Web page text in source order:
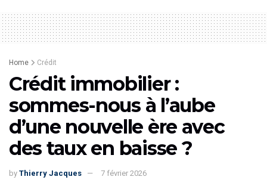
Home Crédit
Crédit immobilier :
sommes-nous à l’aube
d’une nouvelle ère avec
des taux en baisse ?
by Thierry Jacques 7 février 2026